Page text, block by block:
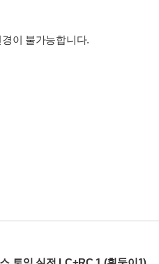
이 불가능합니다.